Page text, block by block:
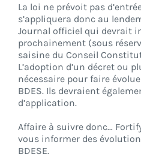
La loi ne prévoit pas
s’appliquera donc au
Journal officiel qui devrait
prochainement (sous
saisine du Conseil
L’adoption d’un décret ou
nécessaire pour faire
BDES. Ils devraient
d’application.
Affaire à suivre donc…
vous informer des
BDESE.